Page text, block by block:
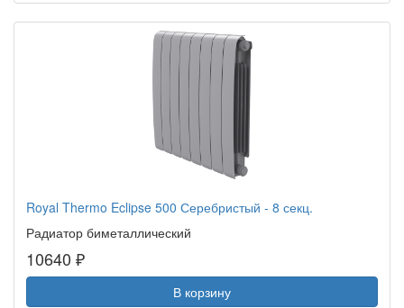
Royal Thermo Eclipse 500 Серебристый - 8 секц.
Радиатор биметаллический
10640 ₽
В корзину